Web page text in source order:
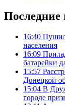
Последние
16:40
населения
16:09
батарейки
15:57
Донецкой
15:04 В
городе